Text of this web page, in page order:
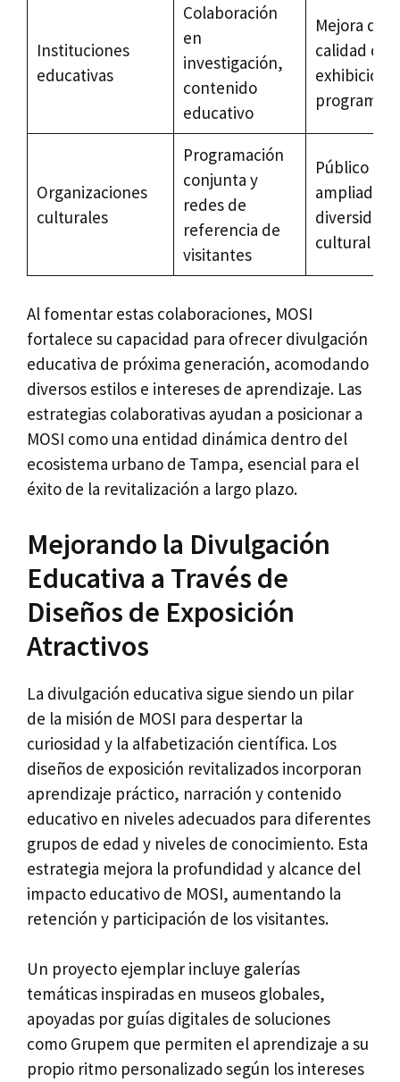
Instituciones
educativas
Colaboración
en
investigación,
contenido
educativo
Mejora de
calidad de
Organizaciones
culturales
Programación
conjunta y
redes de
referencia de
visitantes
Público
ampliado y
diversidad
cultural
Al fomentar estas colaboraciones, MOSI
fortalece su capacidad para ofrecer divulgación
educativa de próxima generación, acomodando
diversos estilos e intereses de aprendizaje. Las
estrategias colaborativas ayudan a posicionar a
MOSI como una entidad dinámica dentro del
ecosistema urbano de Tampa, esencial para el
éxito de la revitalización a largo plazo.
Mejorando la Divulgación
Educativa a Través de
Diseños de Exposición
Atractivos
La divulgación educativa sigue siendo un pilar
de la misión de MOSI para despertar la
curiosidad y la alfabetización científica. Los
diseños de exposición revitalizados incorporan
aprendizaje práctico, narración y contenido
educativo en niveles adecuados para diferentes
grupos de edad y niveles de conocimiento. Esta
estrategia mejora la profundidad y alcance del
impacto educativo de MOSI, aumentando la
retención y participación de los visitantes.
Un proyecto ejemplar incluye galerías
temáticas inspiradas en museos globales,
apoyadas por guías digitales de soluciones
como Grupem que permiten el aprendizaje a su
propio ritmo personalizado según los intereses